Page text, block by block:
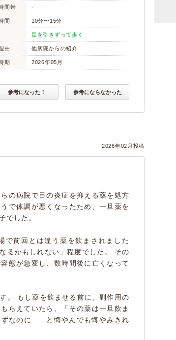
間帯 -
間 10分〜15分
足を引きずって歩く
由 他病院からの紹介
期 2026年05月
参考になった！ 参考にならなかった
2026年02月投稿
の病院で目の炎症を抑える薬を処方
で体調が悪くなったため、一旦薬を
でした。
で前回とは違う薬を飲まされました
るかもしれない」程度でした。 その
態が急変し、数時間後に亡くなって
。 もし薬を飲ませる前に、副作用の
らえていたら、「その薬は一旦飲ま
ずなのに……と悔やんでも悔やみきれ